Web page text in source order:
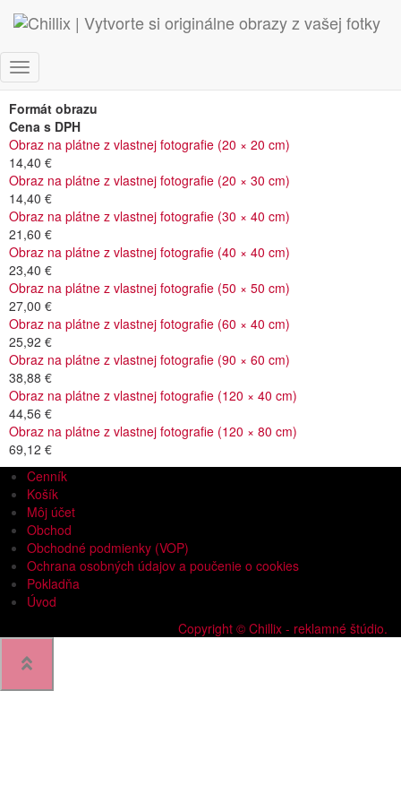
Toggle
Navigation
Cenník fotoobrazov
Formát obrazu
Cena s DPH
Obraz na plátne z vlastnej fotografie (20 × 20 cm)
14,40 €
Obraz na plátne z vlastnej fotografie (20 × 30 cm)
14,40 €
Obraz na plátne z vlastnej fotografie (30 × 40 cm)
21,60 €
Obraz na plátne z vlastnej fotografie (40 × 40 cm)
23,40 €
Obraz na plátne z vlastnej fotografie (50 × 50 cm)
27,00 €
Obraz na plátne z vlastnej fotografie (60 × 40 cm)
25,92 €
Obraz na plátne z vlastnej fotografie (90 × 60 cm)
38,88 €
Obraz na plátne z vlastnej fotografie (120 × 40 cm)
44,56 €
Obraz na plátne z vlastnej fotografie (120 × 80 cm)
69,12 €
Cenník
Košík
Môj účet
Obchod
Obchodné podmienky (VOP)
Ochrana osobných údajov a poučenie o cookies
Pokladňa
Úvod
Copyright © Chillix - reklamné štúdio.